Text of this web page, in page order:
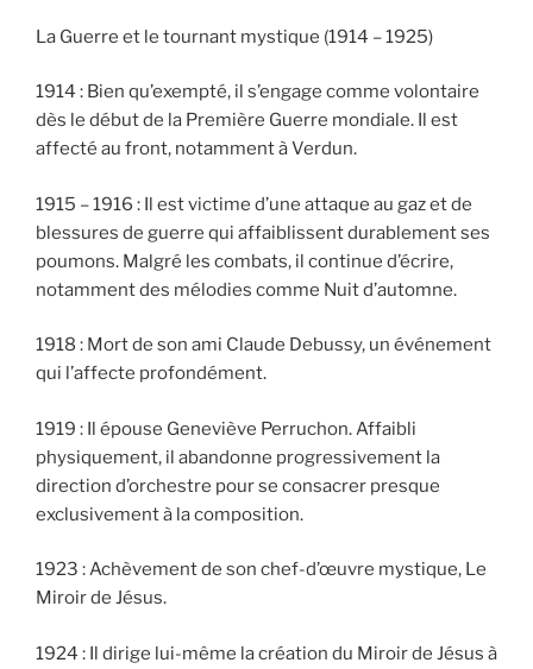
La Guerre et le tournant mystique (1914 – 1925)
1914 : Bien qu’exempté, il s’engage comme volontaire
dès le début de la Première Guerre mondiale. Il est
affecté au front, notamment à Verdun.
1915 – 1916 : Il est victime d’une attaque au gaz et de
blessures de guerre qui affaiblissent durablement ses
poumons. Malgré les combats, il continue d’écrire,
notamment des mélodies comme Nuit d’automne.
1918 : Mort de son ami Claude Debussy, un événement
qui l’affecte profondément.
1919 : Il épouse Geneviève Perruchon. Affaibli
physiquement, il abandonne progressivement la
direction d’orchestre pour se consacrer presque
exclusivement à la composition.
1923 : Achèvement de son chef-d’œuvre mystique, Le
Miroir de Jésus.
1924 : Il dirige lui-même la création du Miroir de Jésus à